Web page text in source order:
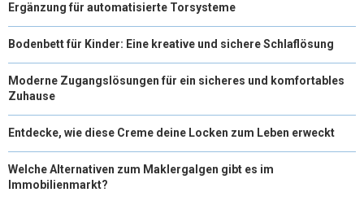
Ergänzung für automatisierte Torsysteme
Bodenbett für Kinder: Eine kreative und sichere Schlaflösung
Moderne Zugangslösungen für ein sicheres und komfortables
Zuhause
Entdecke, wie diese Creme deine Locken zum Leben erweckt
Welche Alternativen zum Maklergalgen gibt es im
Immobilienmarkt?